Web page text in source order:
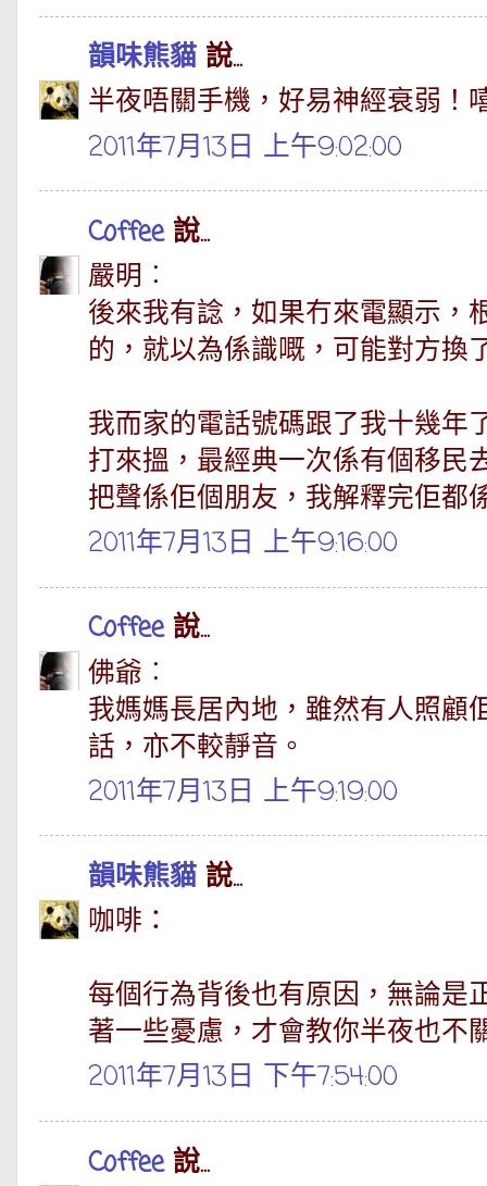
韻味熊貓 說...
半夜唔關手機，好易神經衰弱！
2011年7月13日 上午9:02:00
Coffee說...
嚴明︰
後來我有諗，如果冇來電顯示，
的，就以為係識嘅，可能對方換
我而家的電話號碼跟了我十幾年
打來搵，最經典一次係有個移民
把聲係佢個朋友，我解釋完佢都
2011年7月13日 上午9:16:00
Coffee說...
佛爺︰
我媽媽長居內地，雖然有人照顧
話，亦不較靜音。
2011年7月13日 上午9:19:00
韻味熊貓 說...
咖啡：
每個行為背後也有原因，無論是
著一些憂慮，才會教你半夜也不
2011年7月13日 下午7:54:00
Coffee說...